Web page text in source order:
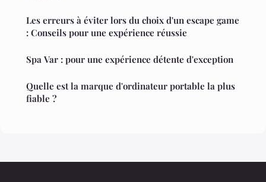
Les erreurs à éviter lors du choix d'un escape game
: Conseils pour une expérience réussie
Spa Var : pour une expérience détente d'exception
Quelle est la marque d'ordinateur portable la plus
fiable ?